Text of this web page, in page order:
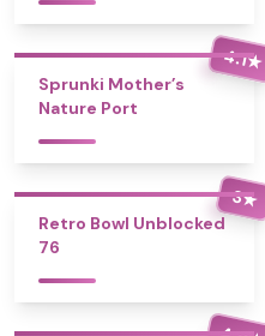
4.1★
Sprunki Mother’s
Nature Port
3★
Retro Bowl Unblocked
76